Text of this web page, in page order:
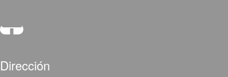
Dirección